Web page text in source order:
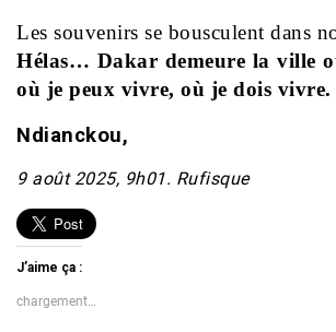
Les souvenirs se bousculent dans
Hélas… Dakar demeure la ville
où je peux vivre, où je dois vivre.
Ndianckou,
9 août 2025, 9h01. Rufisque
J’aime ça :
chargement…